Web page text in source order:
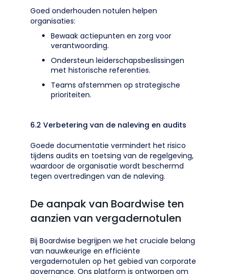
Goed onderhouden notulen helpen
organisaties:
Bewaak actiepunten en zorg voor
verantwoording.
Ondersteun leiderschapsbeslissingen
met historische referenties.
Teams afstemmen op strategische
prioriteiten.
6.2 Verbetering van de naleving en audits
Goede documentatie vermindert het risico
tijdens audits en toetsing van de regelgeving,
waardoor de organisatie wordt beschermd
tegen overtredingen van de naleving.
De aanpak van Boardwise ten
aanzien van vergadernotulen
Bij Boardwise begrijpen we het cruciale belang
van nauwkeurige en efficiënte
vergadernotulen op het gebied van corporate
governance. Ons platform is ontworpen om